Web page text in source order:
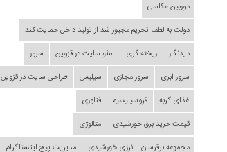
دوربین عکاسی
دولت به لطف تحریم مجبور شد از تولید داخل حمایت کند
دیدنگار
ریخته گری سئو سایت در قزوین
سرور
سرور ابری
سرور مجازی سیلیس
طراحی سایت در قزوین
غذای گربه
فروسیلیسیم
فناوری
قیمت خرید برق خورشیدی
متالوژی
مجموعه برقرسان | انرژی خورشیدی
مدیریت پیج اینستاگرام